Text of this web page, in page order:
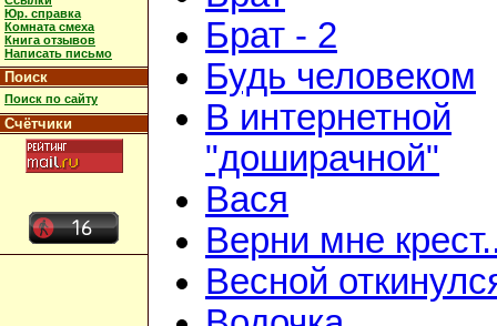
Юр. справка
Комната смеха
Книга отзывов
Написать письмо
Поиск
Поиск по сайту
Счётчики
Брат - 2
Будь человеком
В интернетной
"доширачной"
Вася
Верни мне
Весной